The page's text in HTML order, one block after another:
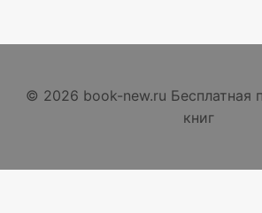
© 2026 book-new.ru Бесплатная
книг